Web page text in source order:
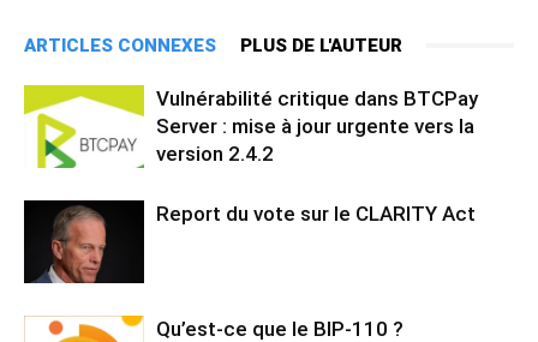
ARTICLES CONNEXES PLUS DE L'AUTEUR
Vulnérabilité critique dans BTCPay
Server : mise à jour urgente vers la
version 2.4.2
Report du vote sur le CLARITY Act
Qu’est-ce que le BIP-110 ?